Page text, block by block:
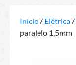
Início / Elétrica /
paralelo 1,5mm